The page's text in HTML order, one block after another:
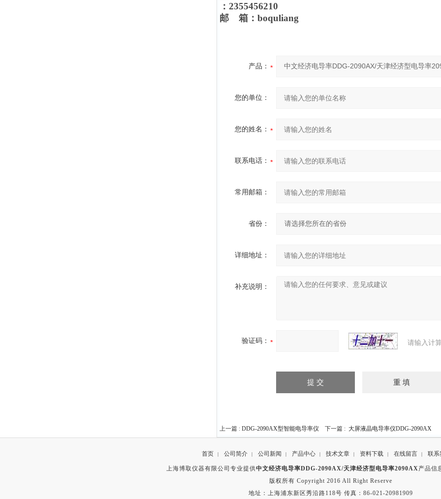
：2355456210
邮 箱：boquliang
产品：
您的单位：
您的姓名：
联系电话：
常用邮箱：
省份：
详细地址：
补充说明：
验证码： 请输入计
上一篇 : DDG-2090AX型智能电导率仪 下一篇 : 大屏液晶电导率仪DDG-2090AX
首页 | 公司简介 | 公司新闻 | 产品中心 | 技术文章 | 资料下载 | 在线留言 | 联系
上海博取仪器有限公司专业提供中文经济电导率DDG-2090AX/天津经济型电导率2090AX 产品信
版权所有 Copyright 2016 All Right Reserve
地址：上海浦东新区秀沿路118号 传真：86-021-20981909